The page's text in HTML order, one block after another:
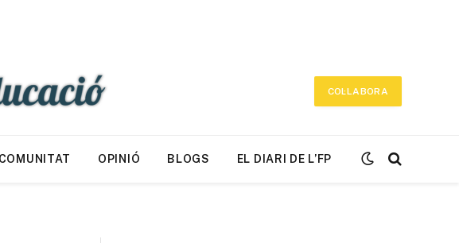
COL·LABORA
COMUNITAT OPINIÓ BLOGS EL DIARI DE L’FP